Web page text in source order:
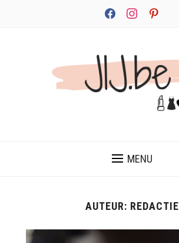
facebookinstagrampinterest
MENU
AUTEUR: REDACTIE